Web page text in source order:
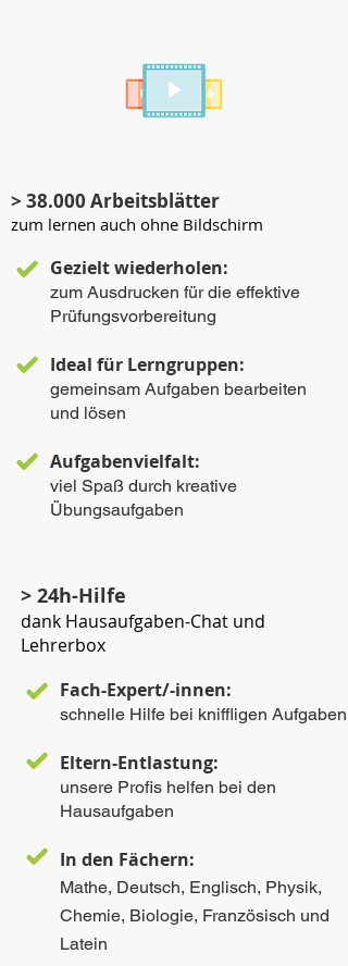
> 38.000 Arbeitsblätter
zum lernen auch ohne Bildschirm
Gezielt wiederholen:
zum Ausdrucken für die effektive
Prüfungsvorbereitung
Ideal für Lerngruppen:
gemeinsam Aufgaben bearbeiten
und lösen
Aufgabenvielfalt:
viel Spaß durch kreative
Übungsaufgaben
> 24h-Hilfe
dank Hausaufgaben-Chat und
Lehrerbox
Fach-Expert/-innen:
schnelle Hilfe bei kniffligen Aufgaben
Eltern-Entlastung:
unsere Profis helfen bei den
Hausaufgaben
In den Fächern:
Mathe, Deutsch, Englisch, Physik,
Chemie, Biologie, Französisch und
Latein